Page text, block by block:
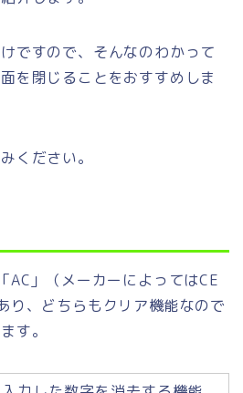
ですので、そんなのわかって
を閉じることをおすすめしま
ください。
AC」（メーカーによってはCE
り、どちらもクリア機能なので
す。